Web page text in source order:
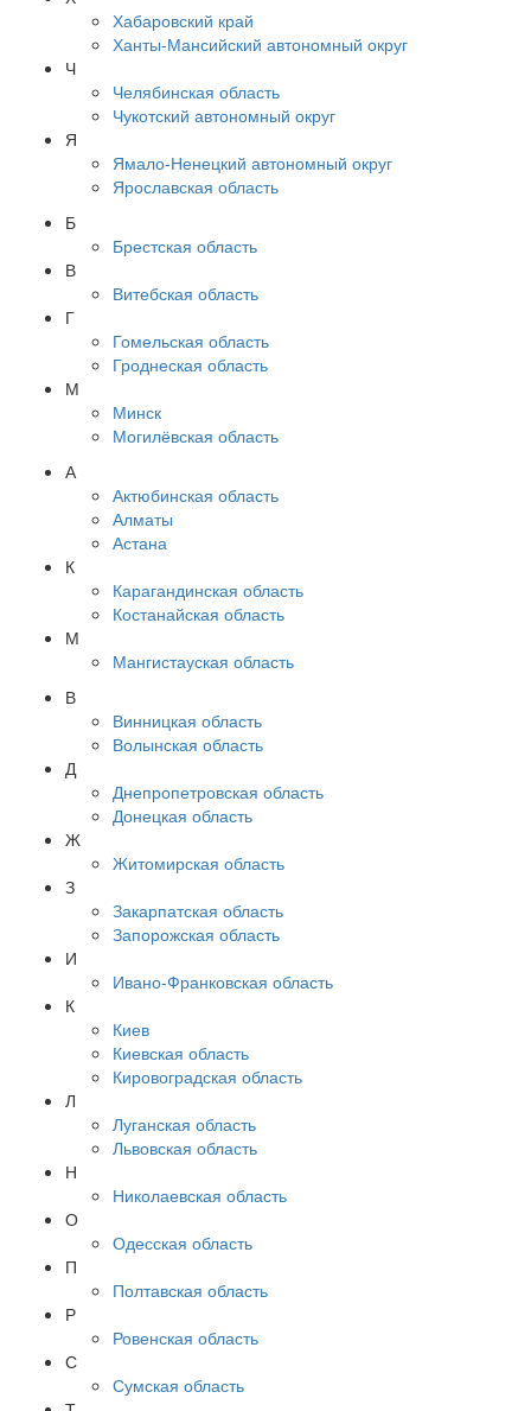
Хабаровский край
Ханты-Мансийский автономный округ
Ч
Челябинская область
Чукотский автономный округ
Я
Ямало-Ненецкий автономный округ
Ярославская область
Б
Брестская область
В
Витебская область
Г
Гомельская область
Гроднеская область
М
Минск
Могилёвская область
А
Актюбинская область
Алматы
Астана
К
Карагандинская область
Костанайская область
М
Мангистауская область
В
Винницкая область
Волынская область
Д
Днепропетровская область
Донецкая область
Ж
Житомирская область
З
Закарпатская область
Запорожская область
И
Ивано-Франковская область
К
Киев
Киевская область
Кировоградская область
Л
Луганская область
Львовская область
Н
Николаевская область
О
Одесская область
П
Полтавская область
Р
Ровенская область
С
Сумская область